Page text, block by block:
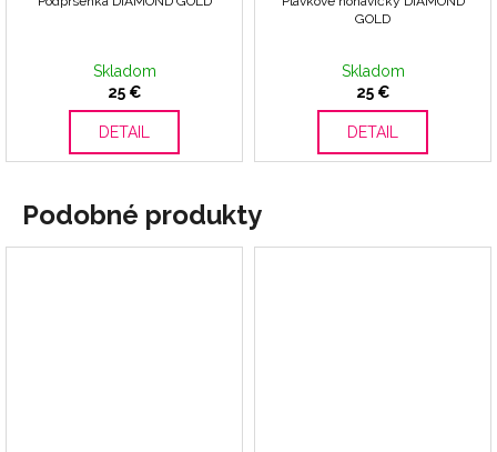
Skladom
25 €
DETAIL
GOLD
Skladom
25 €
DETAIL
Podobné produkty